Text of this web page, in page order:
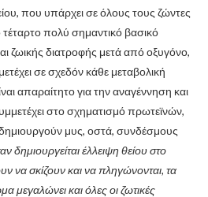
που υπάρχει σε όλους τους ζώντες
τέταρτο πολύ σημαντικό βασικό
ζωικής διατροφής μετά από οξυγόνο,
σε σχεδόν κάθε μεταβολική
απαραίτητο για την αναγέννηση και
στο σχηματισμό πρωτεϊνών,
δημιουργούν μυς, οστά, συνδέσμους
δημιουργείται έλλειψη θείου στο
να σκίζουν και να πληγώνονται, τα
μεγαλώνει και όλες οι ζωτικές